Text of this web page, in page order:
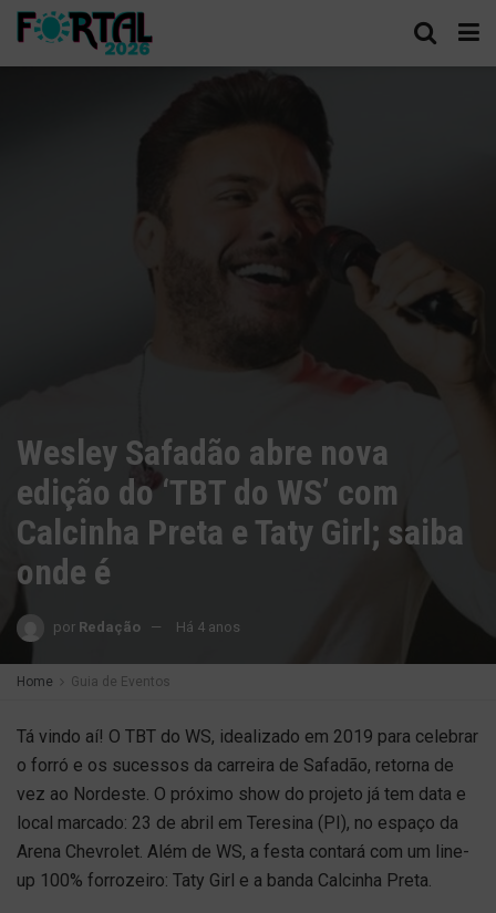
Wesley Safadão abre nova
edição do ‘TBT do WS’ com
Calcinha Preta e Taty Girl; saiba
onde é
por Redação Há 4 anos
Home Guia de Eventos
Tá vindo aí! O TBT do WS, idealizado em 2019 para celebrar
o forró e os sucessos da carreira de Safadão, retorna de
vez ao Nordeste. O próximo show do projeto já tem data e
local marcado: 23 de abril em Teresina (PI), no espaço da
Arena Chevrolet. Além de WS, a festa contará com um line-
up 100% forrozeiro: Taty Girl e a banda Calcinha Preta.